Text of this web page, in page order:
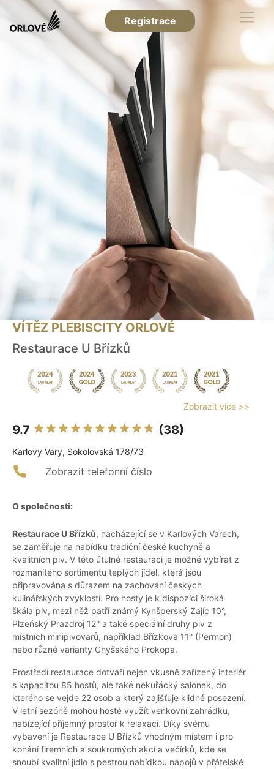
Registrace
VÍTĚZ PLEBISCITY ORLOVÉ
Restaurace U Břízků
Zobrazit více >>
9.7 (38)
Karlovy Vary, Sokolovská 178/73
Zobrazit telefonní číslo
O společnosti:
Restaurace U Břízků, nacházející se v Karlových Varech,
se zaměřuje na nabídku tradiční české kuchyně a
kvalitních piv. V této útulné restauraci je možné vybírat z
rozmanitého sortimentu teplých jídel, která jsou
připravována s důrazem na zachování českých
kulinářských zvyklostí. Pro hosty je k dispozici široká
škála piv, mezi něž patří známý Kynšperský Zajíc 10°,
Plzeňský Prazdroj 12° a také speciální druhy piv z
místních minipivovarů, například Břízkova 11° (Permon)
nebo různé varianty Chyšského Prokopa.
Prostředí restaurace dotváří nejen vkusně zařízený interiér
s kapacitou 85 hostů, ale také nekuřácký salonek, do
kterého se vejde 22 osob a který zajišťuje klidné posezení.
V letní sezóně mohou hosté využít venkovní zahrádku,
nabízející příjemný prostor k relaxaci. Díky svému
vybavení je Restaurace U Břízků vhodným místem i pro
konání firemních a soukromých akcí a večírků, kde se
snoubí kvalitní jídlo s pestrou nabídkou nápojů v přátelské